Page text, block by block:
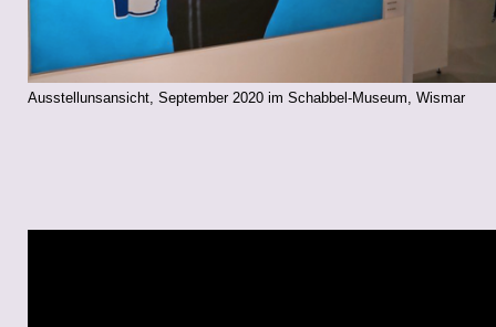
Ausstellunsansicht, September 2020 im Schabbel-Museum, Wismar